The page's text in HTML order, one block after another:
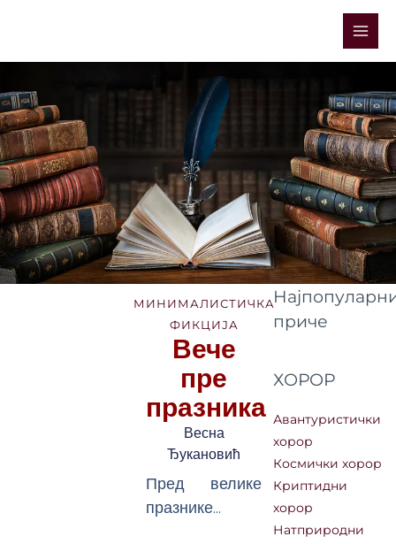
Main
МИНИМАЛИСТИЧКА
ФИКЦИЈА
Вече
пре
празника
Весна
Ђукановић
Пред велике
празнике…
приче
ХОРОР
Авантуристички
хорор
Космички хорор
Криптидни
хорор
Натприродни